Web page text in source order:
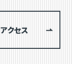
アクセス